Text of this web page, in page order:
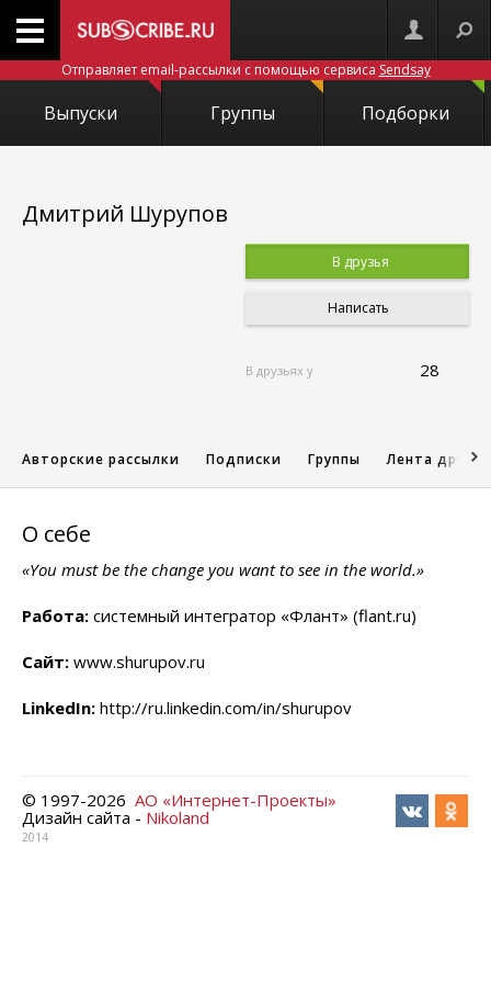
Отправляет email-рассылки с помощью сервиса Sendsay
Выпуски Группы Подборки
Дмитрий Шурупов
В друзья
Написать
В друзьях у 28
Авторские рассылки Подписки Группы Лента друзей
О себе
«You must be the change you want to see in the world.»
Работа: системный интегратор «Флант» (flant.ru)
Сайт: www.shurupov.ru
LinkedIn: http://ru.linkedin.com/in/shurupov
© 1997-2026 АО «Интернет-Проекты»
Дизайн сайта - Nikoland
2014